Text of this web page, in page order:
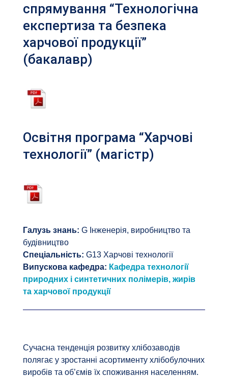
спрямування “Технологічна
експертиза та безпека
харчової продукції”
(бакалавр)
Освітня програма “Харчові
технології” (магістр)
Галузь знань: G Інженерія, виробництво та
будівництво
Спеціальність: G13 Харчові технології
Випускова кафедра: Кафедра технології
природних і синтетичних полімерів, жирів
та харчової продукції
Сучасна тенденція розвитку хлібозаводів
полягає у зростанні асортименту хлібобулочних
виробів та об’ємів їх споживання населенням.